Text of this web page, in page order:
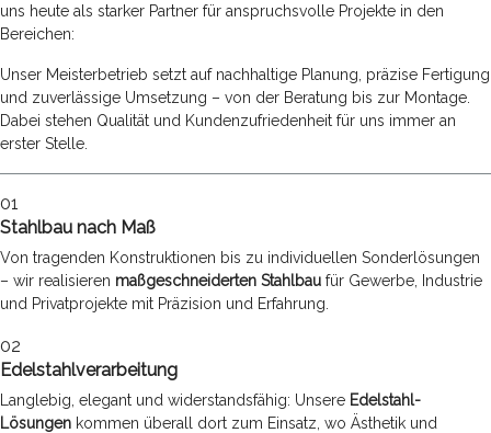
uns heute als starker Partner für anspruchsvolle Projekte in den
Bereichen:
Unser Meisterbetrieb setzt auf nachhaltige Planung, präzise Fertigung
und zuverlässige Umsetzung – von der Beratung bis zur Montage.
Dabei stehen Qualität und Kundenzufriedenheit für uns immer an
erster Stelle.
01
Stahlbau nach Maß
Von tragenden Konstruktionen bis zu individuellen Sonderlösungen
– wir realisieren maßgeschneiderten Stahlbau für Gewerbe, Industrie
und Privatprojekte mit Präzision und Erfahrung.
02
Edelstahlverarbeitung
Langlebig, elegant und widerstandsfähig: Unsere Edelstahl-
Lösungen kommen überall dort zum Einsatz, wo Ästhetik und